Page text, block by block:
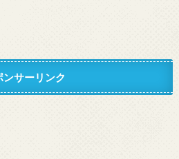
ンサーリンク